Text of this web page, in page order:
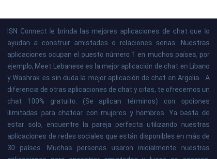
ISN Connect le brinda las mejores aplicaciones de chat que lo
ayudan a construir amistades o relaciones serias. Nuestras
aplicaciones ocupan el puesto número 1 en muchos países, por
ejemplo, Meet Lebanese es la mejor aplicación de chat en Líbano
y Washrak es sin duda la mejor aplicación de chat en Argelia... A
diferencia de otras aplicaciones de chat y citas, te ofrecemos un
chat 100% gratuito. (Se aplican términos) con opciones
ilimitadas para chatear con mujeres y hombres. Ya basta de
estar solo, encuentre la pareja perfecta utilizando nuestras
aplicaciones de redes sociales que están disponibles en más de
30 países. Muchas personas usaron inicialmente nuestras